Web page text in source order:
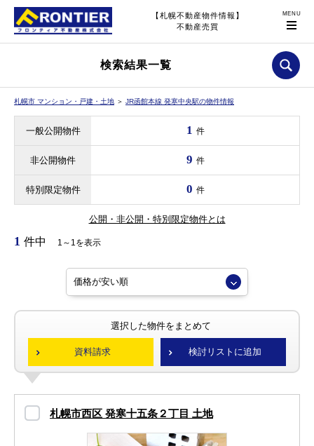
【札幌不動産物件情報】
不動産売買
検索結果一覧
札幌市 マンション・戸建・土地 ＞ JR函館本線 発寒中央駅の物件情報
一般公開物件 1 件
非公開物件 9 件
特別限定物件 0 件
公開・非公開・特別限定物件とは
1 件中 1～1を表示
選択した物件をまとめて
資料請求 検討リストに追加
札幌市西区 発寒十五条２丁目 土地